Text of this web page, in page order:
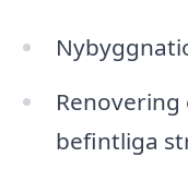
befintliga